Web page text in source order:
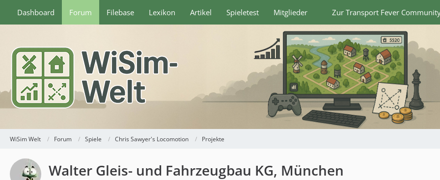
Dashboard Forum Filebase Lexikon Artikel Spieletest Mitglieder Zur Transport Fever
WiSim Welt Forum Spiele Chris Sawyer's Locomotion Projekte
Walter Gleis- und Fahrzeugbau KG, München